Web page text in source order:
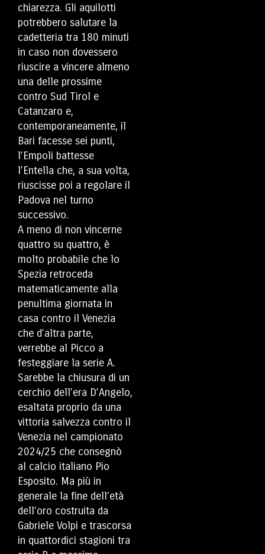
chiarezza. Gli aquilotti
potrebbero salutare la
cadetteria tra 180 minuti
in caso non dovessero
riuscire a vincere almeno
una delle prossime
contro Sud Tirol e
Catanzaro e,
contemporaneamente, il
Bari facesse sei punti,
l’Empoli battesse
l’Entella che, a sua volta,
riuscisse poi a regolare il
Padova nel turno
successivo.
A meno di non vincerne
quattro su quattro, è
molto probabile che lo
Spezia retroceda
matematicamente alla
penultima giornata in
casa contro il Venezia
che d’altra parte,
verrebbe al Picco a
festeggiare la serie A.
Sarebbe la chiusura di un
cerchio dell’era D’Angelo,
esaltata proprio da una
vittoria salvezza contro il
Venezia nel campionato
2024/25 che consegnò
al calcio italiano Pio
Esposito. Ma più in
generale la fine dell’età
dell’oro costruita da
Gabriele Volpi e trascorsa
in quattordici stagioni tra